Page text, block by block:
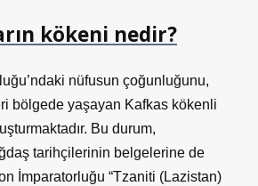
kökeni nedir?
nüfusun çoğunluğunu,
bölgede yaşayan Kafkas kökenli
Bu durum,
tarihçilerinin belgelerine de
İmparatorluğu “Tzaniti (Lazistan)